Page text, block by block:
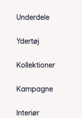
Underdele
Ydertøj
Kollektioner
Kampagne
Interiør